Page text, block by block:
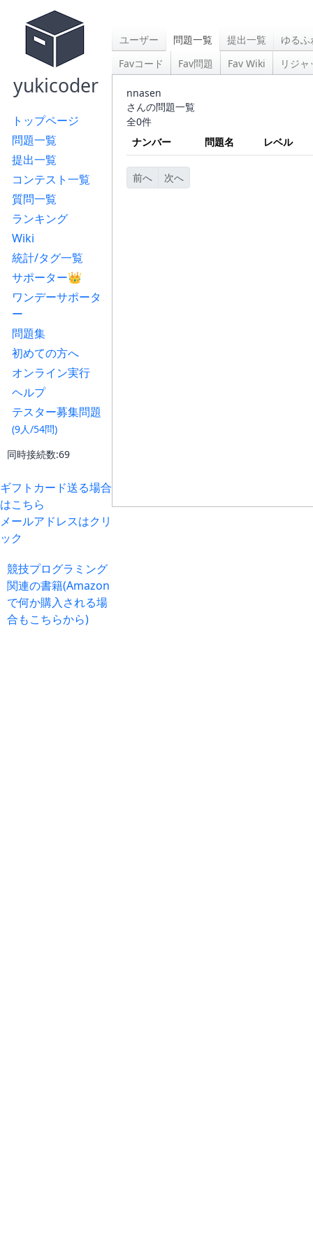
yukicoder
トップページ
問題一覧
提出一覧
コンテスト一覧
質問一覧
ランキング
Wiki
統計/タグ一覧
サポーター👑
ワンデーサポータ
ー
問題集
初めての方へ
オンライン実行
ヘルプ
テスター募集問題
(9人/54問)
同時接続数:69
ギフトカード送る場合
はこちら
メールアドレスはクリ
ック
競技プログラミング
関連の書籍(Amazon
で何か購入される場
合もこちらから)
ユーザー 問題一覧 提出一覧
ゆる
Favコード
Fav問題 Fav Wiki リジ
nnasen
さんの問題一覧
全0件
ナンバー
問題名 レベル
前へ 次へ